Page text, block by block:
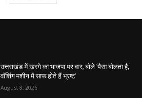
उत्तराखंड में खरगे का भाजपा पर वार, बोले ‘पैसा बोलता है,
वॉशिंग मशीन में साफ होते हैं भ्रष्ट’
August 8, 2026